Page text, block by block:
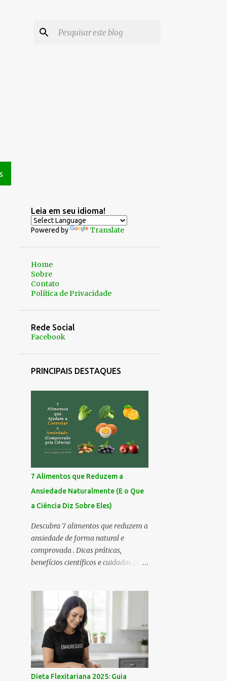
Leia em seu idioma!
Powered by Translate
Home
Sobre
Contato
Política de Privacidade
Rede Social
Facebook
PRINCIPAIS DESTAQUES
7 Alimentos que Reduzem a
Ansiedade Naturalmente (E o Que
a Ciência Diz Sobre Eles)
Descubra 7 alimentos que reduzem a
ansiedade de forma natural e
comprovada . Dicas práticas,
benefícios científicos e cuidados para
um pensamento acelerado que não
para, e uma vontade de fugir do
mundo por uns minutos? 💭 A
ansiedade é assim — silenciosa,
sorrateira e, às vezes, avassaladora.
Mas calma… respira comigo. 🌬️ Hoje
eu trouxe uma lista especial: 7
Dieta Flexitariana 2025: Guia